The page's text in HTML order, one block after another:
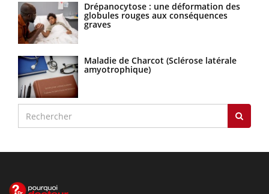
Drépanocytose : une déformation des
globules rouges aux conséquences
graves
Maladie de Charcot (Sclérose latérale
amyotrophique)